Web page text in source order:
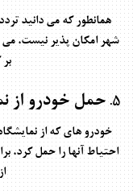
همانطور که می دانید
شهر امکان پذیر نیست، می
5. حمل خودرو از
خودرو های که از
احتیاط آنها را حمل کرد،